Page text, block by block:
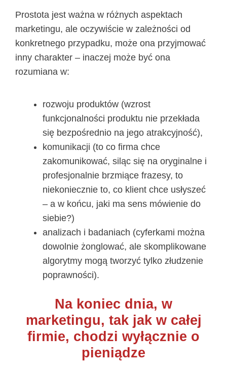
Prostota jest ważna w różnych aspektach
marketingu, ale oczywiście w zależności od
konkretnego przypadku, może ona przyjmować
inny charakter – inaczej może być ona
rozumiana w:
rozwoju produktów (wzrost
funkcjonalności produktu nie przekłada
się bezpośrednio na jego atrakcyjność),
komunikacji (to co firma chce
zakomunikować, siląc się na oryginalne i
profesjonalnie brzmiące frazesy, to
niekoniecznie to, co klient chce usłyszeć
– a w końcu, jaki ma sens mówienie do
siebie?)
analizach i badaniach (cyferkami można
dowolnie żonglować, ale skomplikowane
algorytmy mogą tworzyć tylko złudzenie
poprawności).
Na koniec dnia, w
marketingu, tak jak w całej
firmie, chodzi wyłącznie o
pieniądze